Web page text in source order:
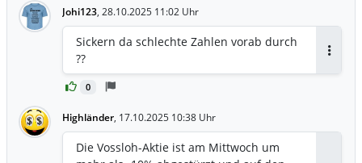
Johi123, 28.10.2025 11:02 Uhr
0
Sickern da schlechte Zahlen vorab durch
??
Highländer, 17.10.2025 10:38 Uhr
Die Vossloh-Aktie ist am Mittwoch um